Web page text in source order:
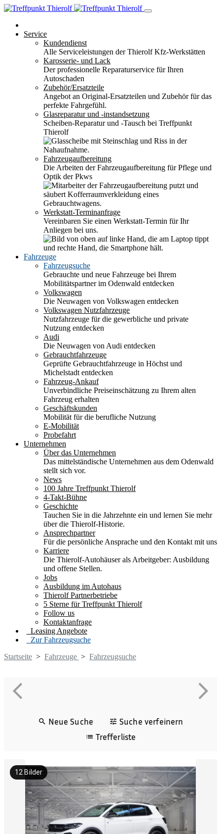
Service
Kundendienst
Alle Serviceleistungen der Thierolf Kfz-Werkstätten
Karosserie- und Lack
Der professionelle Reparaturservice für Ihren
Autoschaden
Zubehör/Ersatzteile
Angebot an Original-Ersatzteilen und Zubehör für das
perfekte Fahrgefühl.
Glasreparatur und -instandsetzung
Scheiben-Reparatur und -Tausch bei Treffpunkt
Thierolf
Fahrzeugaufbereitung
Die Arbeiten der Fahrzeugaufbereitung für Pflege und
Optik der Pkws
Werkstatt-Terminanfrage
Vereinbaren Sie einen Werkstatt-Termin für Ihr
Anliegen bei uns.
Fahrzeuge
Fahrzeugsuche
Gebrauchte und neue Fahrzeuge bei Ihrem
Mobilitätspartner im Odenwald entdecken
Volkswagen
Die Neuwagen von Volkswagen entdecken
Volkswagen Nutzfahrzeuge
Nutzfahrzeuge für die gewerbliche und private
Nutzung entdecken
Audi
Die Neuwagen von Audi entdecken
Gebrauchtfahrzeuge
Geprüfte Gebrauchtfahrzeuge in Höchst und
Michelstadt entdecken
Fahrzeug-Ankauf
Unverbindliche Preiseinschätzung zu Ihrem alten
Fahrzeug erhalten
Geschäftskunden
Mobilität für die berufliche Nutzung
E-Mobilität
Probefahrt
Unternehmen
Über das Unternehmen
Das mittelständische Unternehmen aus dem Odenwald
stellt sich vor.
News
100 Jahre Treffpunkt Thierolf
4-Takt-Bühne
Geschichte
Tauchen Sie in die Jahrzehnte ein und lernen Sie mehr
über die Thierolf-Historie.
Ansprechpartner
Für die persönliche Ansprache und den Kontakt mit uns
Karriere
Die Thierolf-Autohäuser als Arbeitgeber: Ausbildung
und offene Stellen.
Jobs
Ausbildung im Autohaus
Thierolf Partnerbetriebe
5 Sterne für Treffpunkt Thierolf
Follow us
Kontaktanfrage
Leasing Angebote
Zur Fahrzeugsuche
Startseite > Fahrzeuge > Fahrzeugsuche
Neue Suche
Suche verfeinern
Trefferliste
12 Bilder